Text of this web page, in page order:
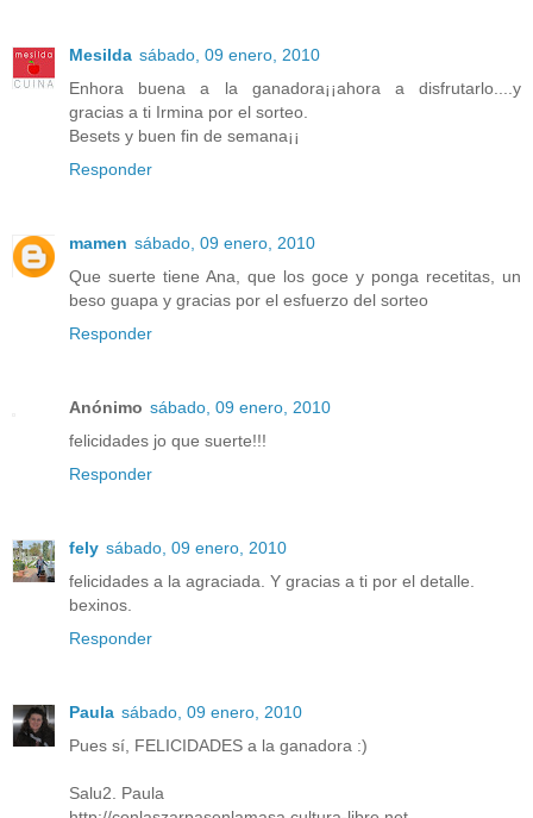
Mesilda sábado, 09 enero, 2010
Enhora buena a la ganadora¡¡ahora a disfrutarlo....y
gracias a ti Irmina por el sorteo.
Besets y buen fin de semana¡¡
Responder
mamen sábado, 09 enero, 2010
Que suerte tiene Ana, que los goce y ponga recetitas, un
beso guapa y gracias por el esfuerzo del sorteo
Responder
Anónimo sábado, 09 enero, 2010
felicidades jo que suerte!!!
Responder
fely sábado, 09 enero, 2010
felicidades a la agraciada. Y gracias a ti por el detalle.
bexinos.
Responder
Paula sábado, 09 enero, 2010
Pues sí, FELICIDADES a la ganadora :)
Salu2. Paula